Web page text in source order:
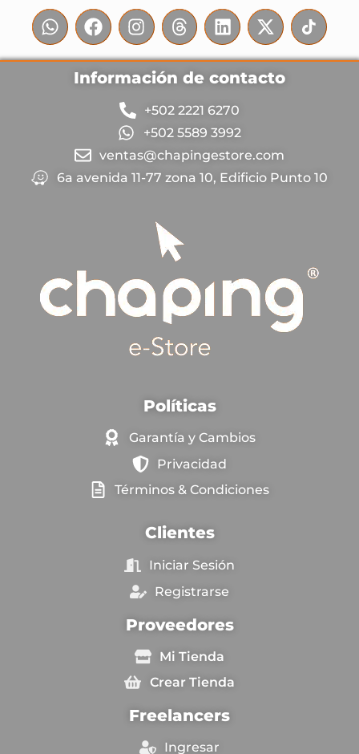
Información de contacto
+502 2221 6270
+502 5589 3992
ventas@chapingestore.com
6a avenida 11-77 zona 10, Edificio Punto 10
Políticas
Garantía y Cambios
Privacidad
Términos & Condiciones
Clientes
Iniciar Sesión
Registrarse
Proveedores
Mi Tienda
Crear Tienda
Freelancers
Ingresar